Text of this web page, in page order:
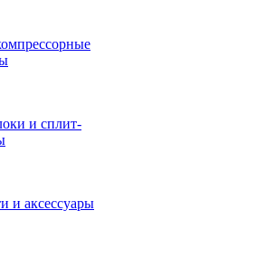
и сплит-
и аксессуары